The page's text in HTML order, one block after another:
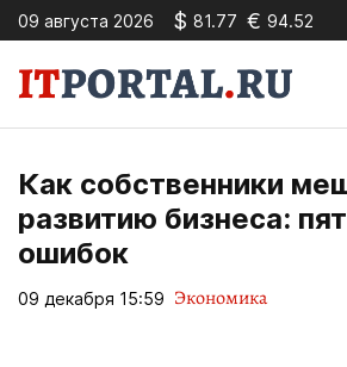
09 августа 2026 $ 81.77 € 94.52
Как собственники
развитию бизнеса:
ошибок
09 декабря 15:59 Экономика